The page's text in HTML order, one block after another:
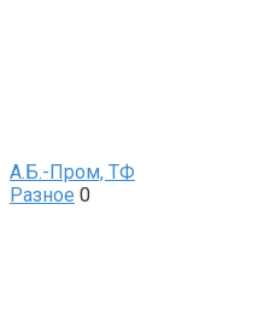
А.Б.-Пром, ТФ
Разное 0